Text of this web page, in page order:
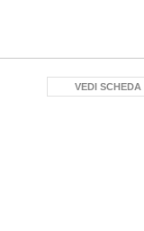
VEDI SCHEDA